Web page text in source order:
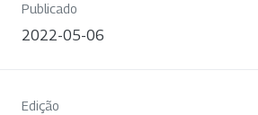
Publicado
2022-05-06
Edição